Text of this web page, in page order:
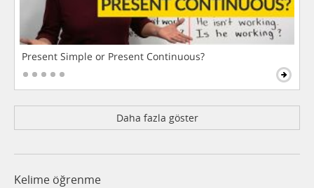
Present Simple or Present Continuous?
Daha fazla göster
Kelime öğrenme